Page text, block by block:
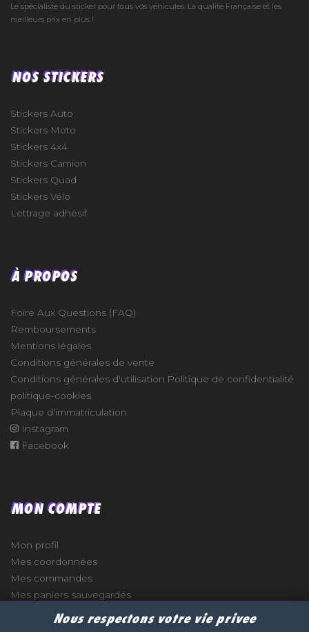
Le spécialiste du sticker pour tous vos véhicules. La qualité Française et les
meilleurs prix en plus !
NOS STICKERS
Stickers Auto
Stickers Moto
Stickers 4x4
Stickers Camion
Stickers Quad
Stickers Vélo
Lettrage adhésif
À PROPOS
Foire Aux Questions (FAQ)
Remboursements
Mentions légales
Conditions générales de vente
Conditions générales d'utilisation Politique de confidentialité
politique-cookies
Plaque d'immatriculation
Instagram
Facebook
MON COMPTE
Mon profil
Mes coordonnées
Mes commandes
Mes paniers sauvegardés
Nous respectons votre vie privee